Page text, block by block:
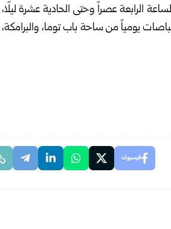
يومياً من الساعة الرابعة عصراً وحتى الحادية عشرة ليلًا،
يومياً من ساحة باب توما، والبرامكة،
فيسبوك